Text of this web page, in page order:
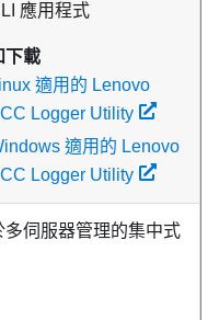
應用程式
下載
適用的 Lenovo
Logger Utility
適用的 Lenovo
Logger Utility
多伺服器管理的集中式